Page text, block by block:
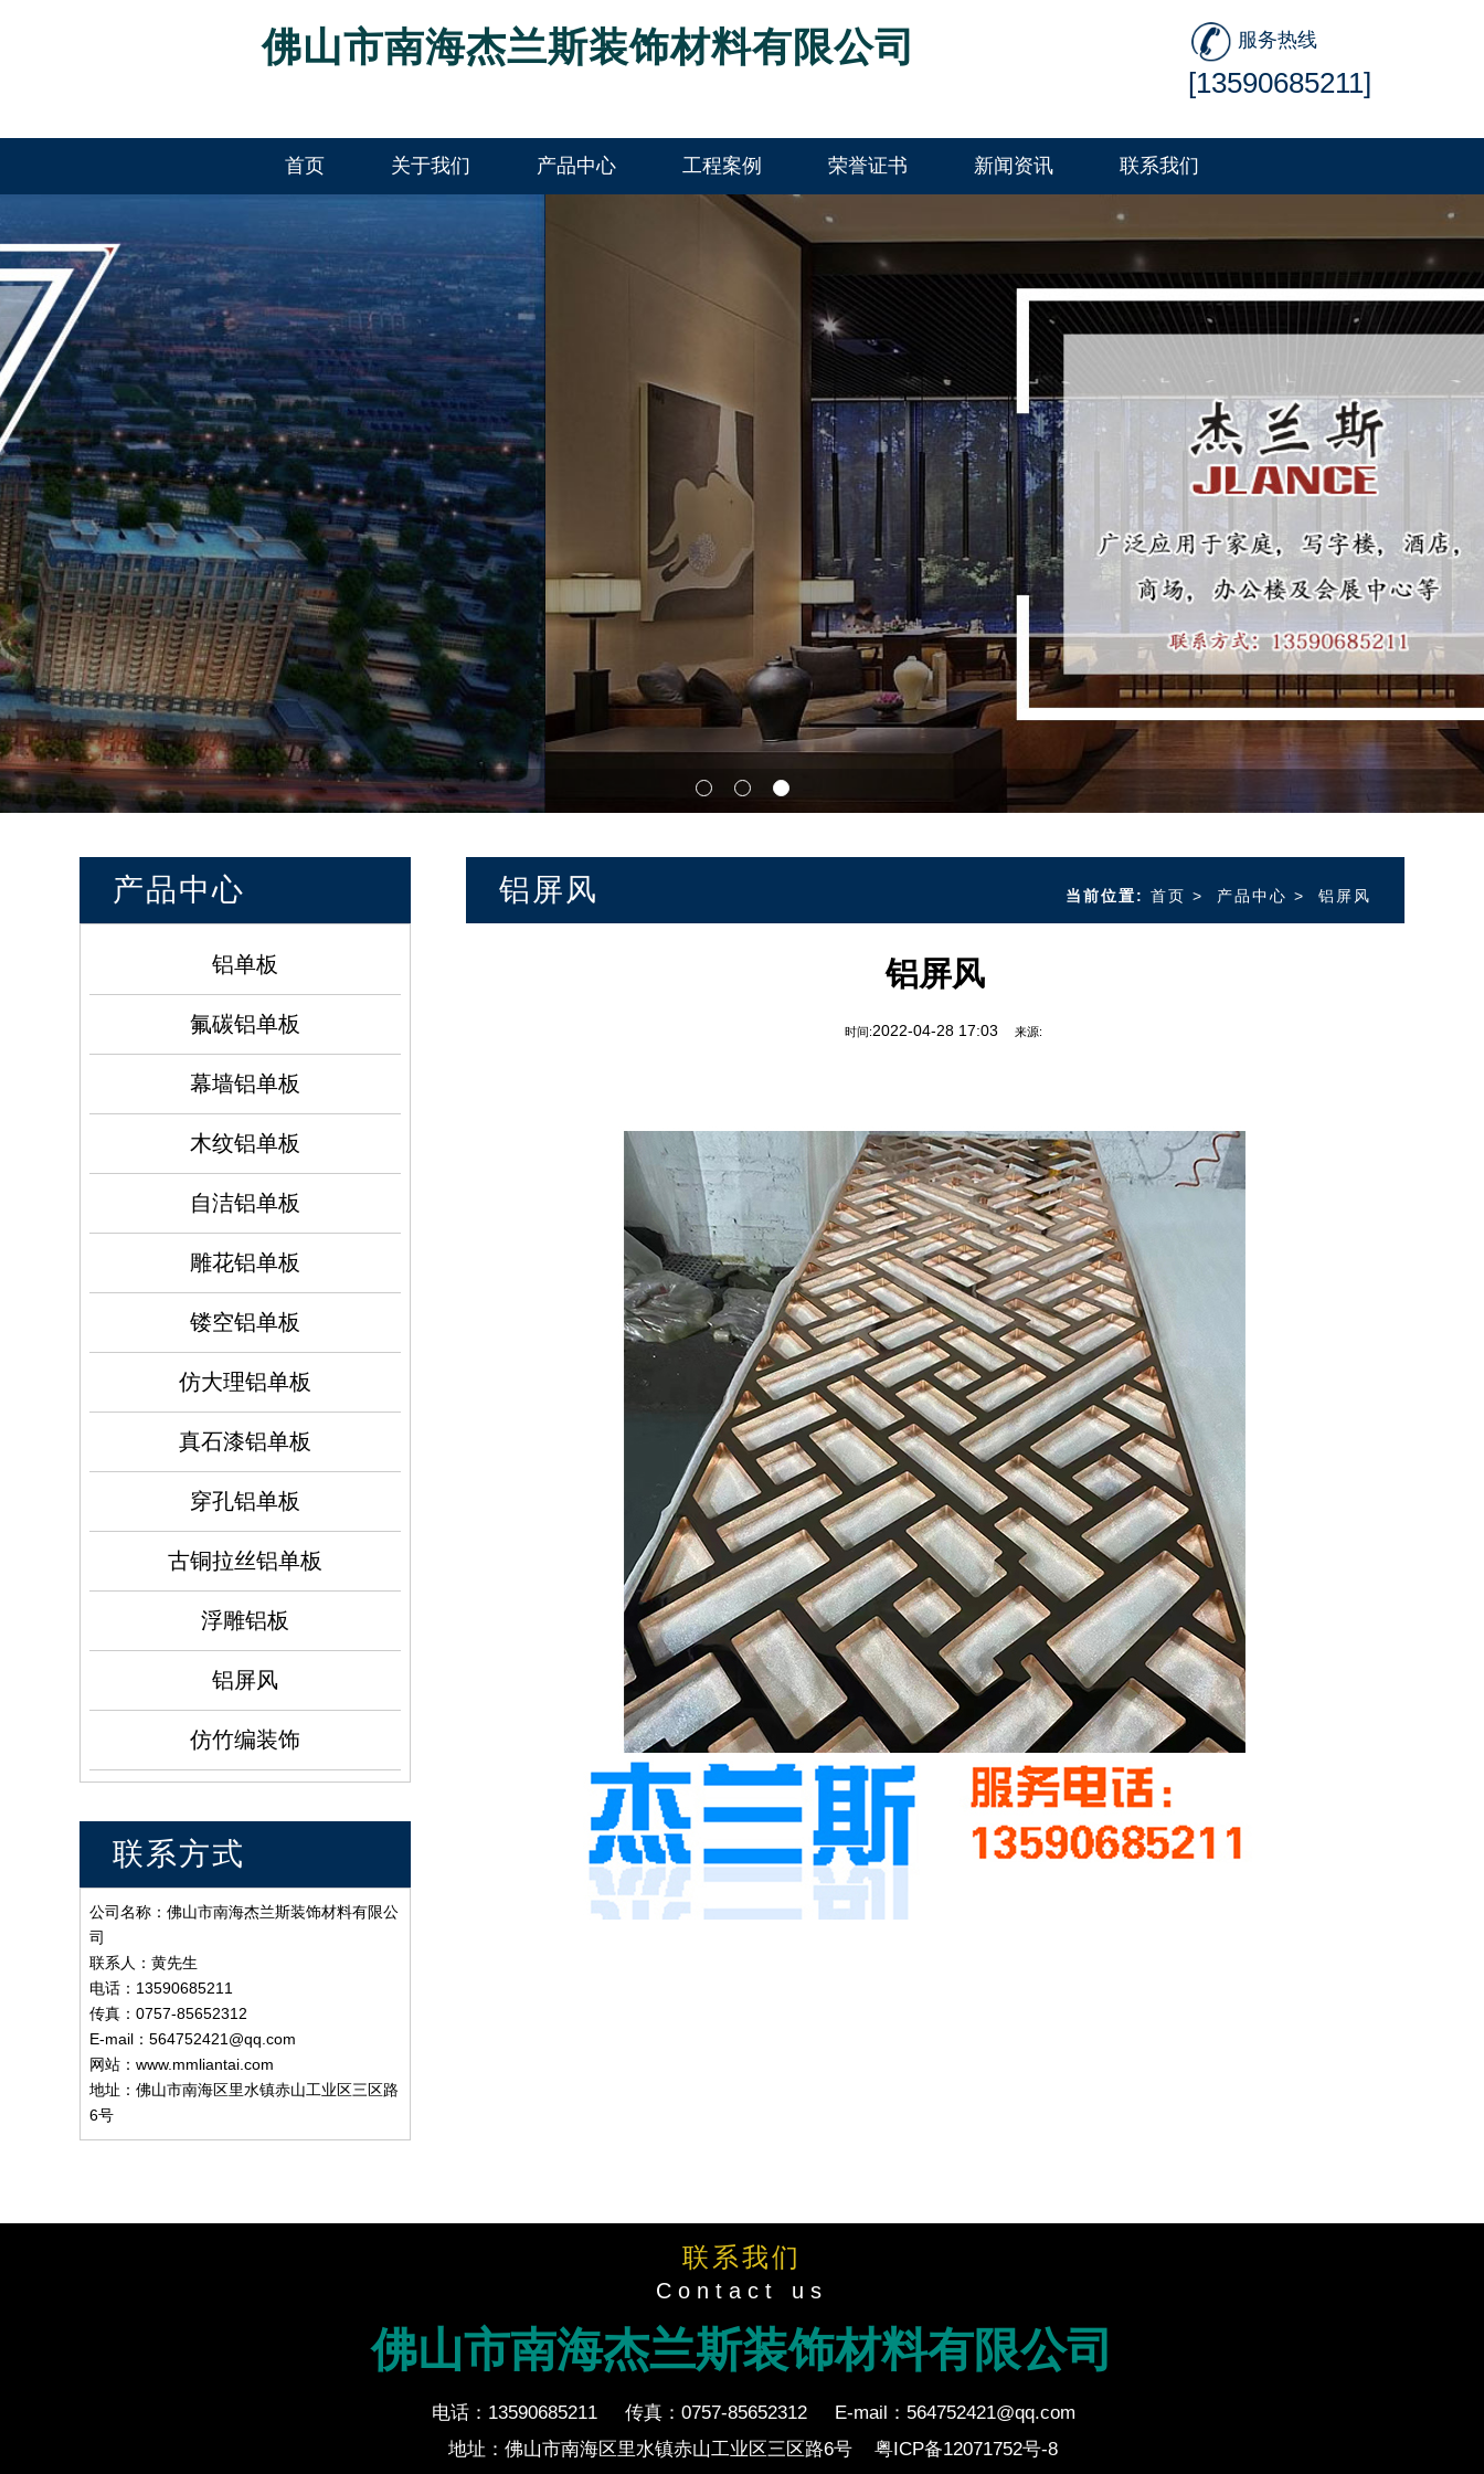
服务热线
[13590685211]
佛山市南海杰兰斯装饰材料有限公司
首页 关于我们 产品中心 工程案例 荣誉证书 新闻资讯 联系我们
产品中心
铝单板
氟碳铝单板
幕墙铝单板
木纹铝单板
自洁铝单板
雕花铝单板
镂空铝单板
仿大理铝单板
真石漆铝单板
穿孔铝单板
古铜拉丝铝单板
浮雕铝板
铝屏风
仿竹编装饰
联系方式
公司名称：佛山市南海杰兰斯装饰材料有限公
司
联系人：黄先生
电话：13590685211
传真：0757-85652312
E-mail：564752421@qq.com
网站：www.mmliantai.com
地址：佛山市南海区里水镇赤山工业区三区路
6号
铝屏风 当前位置: 首页 > 产品中心 > 铝屏风
铝屏风
时间:2022-04-28 17:03 来源:
联系我们
Contact us
佛山市南海杰兰斯装饰材料有限公司
电话：13590685211 传真：0757-85652312
E-mail：564752421@qq.com
地址：佛山市南海区里水镇赤山工业区三区路6号
粤ICP备12071752号-8